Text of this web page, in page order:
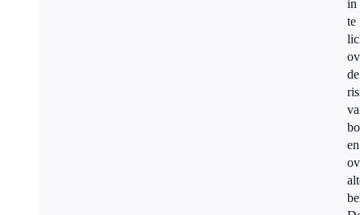
in
te
de
en